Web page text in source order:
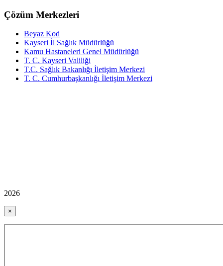
Çözüm Merkezleri
Beyaz Kod
Kayseri İl Sağlık Müdürlüğü
Kamu Hastaneleri Genel Müdürlüğü
T. C. Kayseri Valiliği
T.C. Sağlık Bakanlığı İletişim Merkezi
T. C. Cumhurbaşkanlığı İletişim Merkezi
2026
×